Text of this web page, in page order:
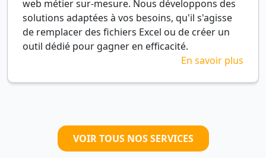
web métier sur-mesure. Nous développons des
solutions adaptées à vos besoins, qu'il s'agisse
de remplacer des fichiers Excel ou de créer un
outil dédié pour gagner en efficacité.
En savoir plus
VOIR TOUS NOS SERVICES